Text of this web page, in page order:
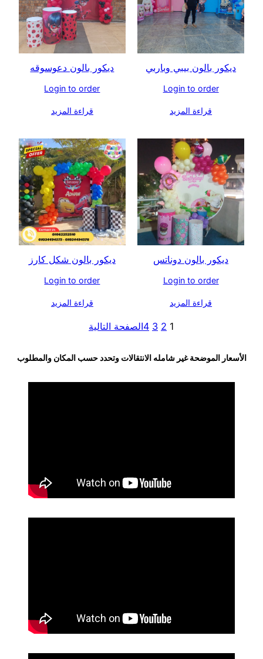
ديكور بالون بيبي وباربي
Login to order
قراءة المزيد
ديكور بالون دعوسوقه
Login to order
قراءة المزيد
ديكور بالون دوناتس
Login to order
قراءة المزيد
ديكور بالون شكل كارز
Login to order
قراءة المزيد
1
2
3
4الصفحة التالية
الأسعار الموضحة غير شامله الانتقالات وتحدد حسب المكان والمطلوب